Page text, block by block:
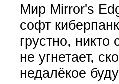
Мир Mirror's
софт
грустно, никто
не угнетает,
недалёкое